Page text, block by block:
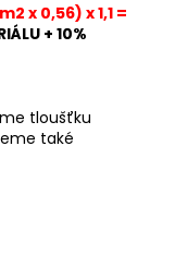
x 0,56) x 1,1 =
+ 10%
tloušťku
také